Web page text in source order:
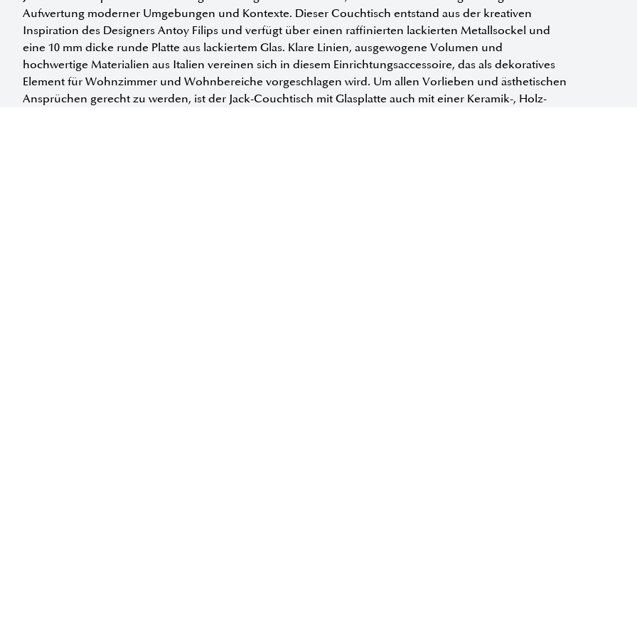
Aufwertung moderner Umgebungen und Kontexte. Dieser Couchtisch entstand aus der kreativen
Inspiration des Designers Antoy Filips und verfügt über einen raffinierten lackierten Metallsockel und
eine 10 mm dicke runde Platte aus lackiertem Glas. Klare Linien, ausgewogene Volumen und
hochwertige Materialien aus Italien vereinen sich in diesem Einrichtungsaccessoire, das als dekoratives
Element für Wohnzimmer und Wohnbereiche vorgeschlagen wird. Um allen Vorlieben und ästhetischen
Ansprüchen gerecht zu werden, ist der Jack-Couchtisch mit Glasplatte auch mit einer Keramik-, Holz-